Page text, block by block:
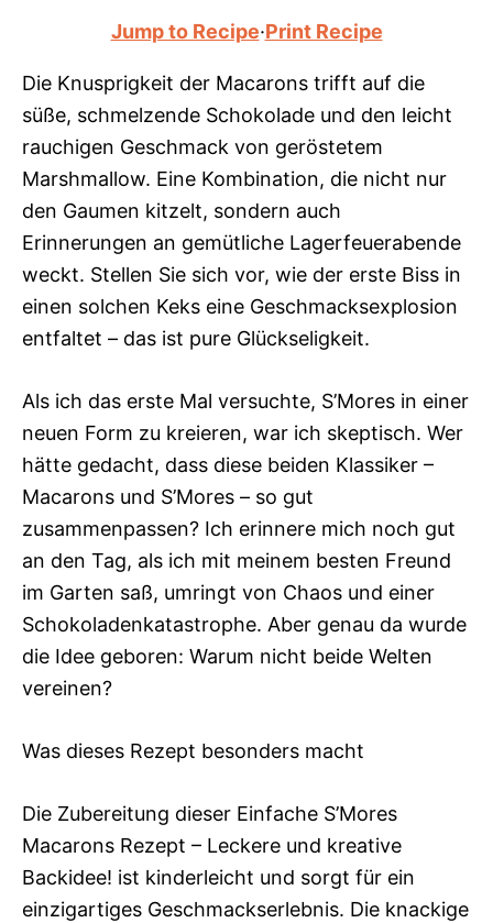
Jump to Recipe·Print Recipe
Die Knusprigkeit der Macarons trifft auf die
süße, schmelzende Schokolade und den leicht
rauchigen Geschmack von geröstetem
Marshmallow. Eine Kombination, die nicht nur
den Gaumen kitzelt, sondern auch
Erinnerungen an gemütliche Lagerfeuerabende
weckt. Stellen Sie sich vor, wie der erste Biss in
einen solchen Keks eine Geschmacksexplosion
entfaltet – das ist pure Glückseligkeit.
Als ich das erste Mal versuchte, S’Mores in einer
neuen Form zu kreieren, war ich skeptisch. Wer
hätte gedacht, dass diese beiden Klassiker –
Macarons und S’Mores – so gut
zusammenpassen? Ich erinnere mich noch gut
an den Tag, als ich mit meinem besten Freund
im Garten saß, umringt von Chaos und einer
Schokoladenkatastrophe. Aber genau da wurde
die Idee geboren: Warum nicht beide Welten
vereinen?
Was dieses Rezept besonders macht
Die Zubereitung dieser Einfache S’Mores
Macarons Rezept – Leckere und kreative
Backidee! ist kinderleicht und sorgt für ein
einzigartiges Geschmackserlebnis. Die knackige